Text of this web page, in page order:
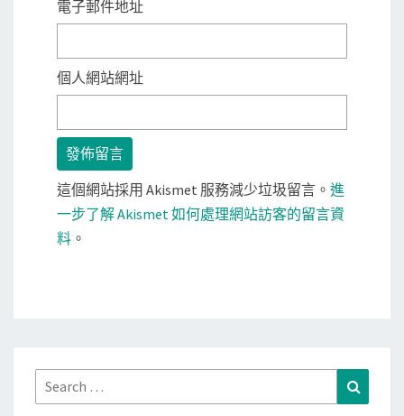
電子郵件地址
個人網站網址
這個網站採用 Akismet 服務減少垃圾留言。 進
一步了解 Akismet 如何處理網站訪客的留言資
料 。
Search
for: